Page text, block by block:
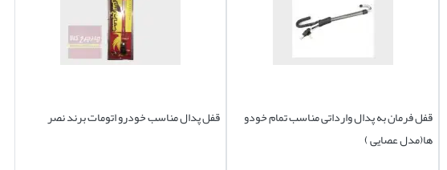
قفل فرمان به پدال وارداتی مناسب تمام خودو
ها(مدل عصایی )
قفل پدال مناسب خودرو اتومات برند نصر